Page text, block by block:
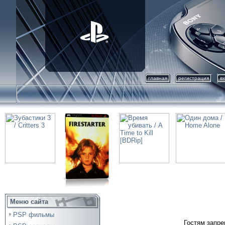
главная регистрация
Меню сайта
PSP фильмы
Гостям